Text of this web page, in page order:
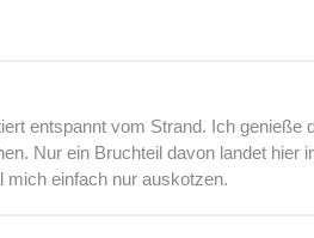
entspannt vom Strand. Ich genieße
Nur ein Bruchteil davon landet hier
mich einfach nur auskotzen.